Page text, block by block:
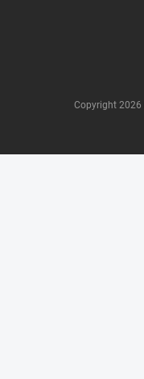
Copyright 2026